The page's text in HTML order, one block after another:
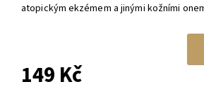
atopickým ekzémem a jinými kožními
149 Kč